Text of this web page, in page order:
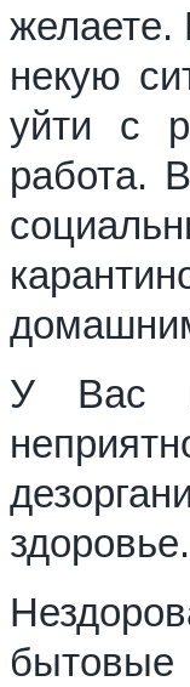
желаете.
некую
уйти с
работа.
У Вас